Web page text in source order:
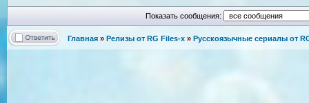
Показать сообщения:
Главная » Релизы от RG Files-x » Русскоязычные сериалы от